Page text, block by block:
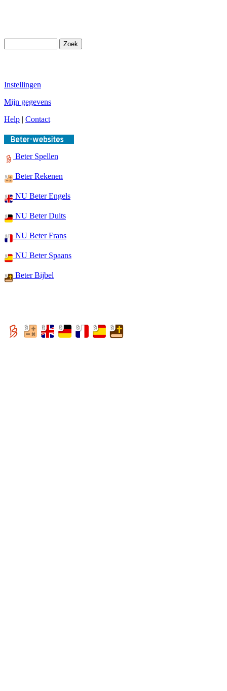
Instellingen
Mijn gegevens
Help | Contact
Beter Spellen
Beter Rekenen
NU Beter Engels
NU Beter Duits
NU Beter Frans
NU Beter Spaans
Beter Bijbel